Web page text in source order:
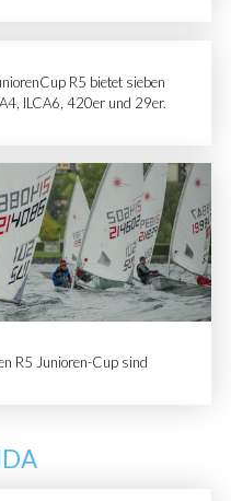
R5 bietet sieben
ILCA6, 420er und 29er.
R5 Junioren-Cup sind